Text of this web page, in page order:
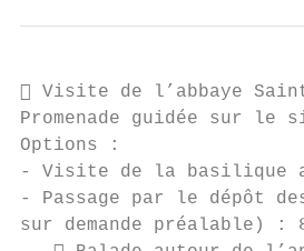
 Visite de l’abbaye
Promenade guidée sur le
Options :
- Visite de la basilique
- Passage par le dépôt
sur demande